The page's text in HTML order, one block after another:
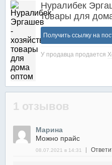
Нуралибек
товары для
Получить ссылку на
У продавца продается
1 отзывов
Марина
Можно прайс
08.07.2021 в 14:31